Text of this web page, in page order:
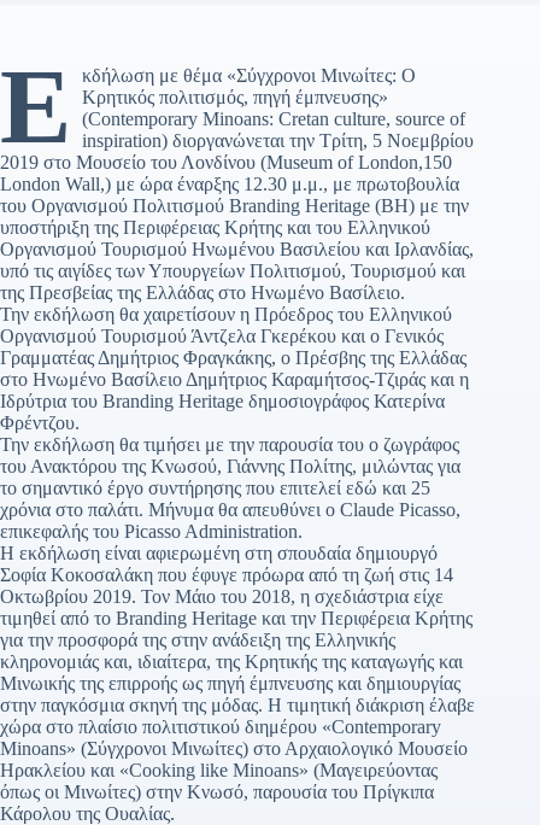
Ε
κδήλωση με θέμα «Σύγχρονοι Μινωίτες: Ο
Κρητικός πολιτισμός, πηγή έμπνευσης»
(Contemporary Minoans: Cretan culture, source of
inspiration) διοργανώνεται την Τρίτη, 5 Νοεμβρίου
2019 στο Μουσείο του Λονδίνου (Μuseum of London,150
London Wall,) με ώρα έναρξης 12.30 μ.μ., με πρωτοβουλία
του Οργανισμού Πολιτισμού Branding Heritage (BH) με την
υποστήριξη της Περιφέρειας Κρήτης και του Ελληνικού
Οργανισμού Τουρισμού Ηνωμένου Βασιλείου και Ιρλανδίας,
υπό τις αιγίδες των Υπουργείων Πολιτισμού, Τουρισμού και
της Πρεσβείας της Ελλάδας στο Ηνωμένο Βασίλειο.
Την εκδήλωση θα χαιρετίσουν η Πρόεδρος του Ελληνικού
Οργανισμού Τουρισμού Άντζελα Γκερέκου και ο Γενικός
Γραμματέας Δημήτριος Φραγκάκης, ο Πρέσβης της Ελλάδας
στο Ηνωμένο Βασίλειο Δημήτριος Καραμήτσος-Τζιράς και η
Ιδρύτρια του Branding Heritage δημοσιογράφος Κατερίνα
Φρέντζου.
Την εκδήλωση θα τιμήσει με την παρουσία του ο ζωγράφος
του Ανακτόρου της Κνωσού, Γιάννης Πολίτης, μιλώντας για
το σημαντικό έργο συντήρησης που επιτελεί εδώ και 25
χρόνια στο παλάτι. Mήνυμα θα απευθύνει ο Claude Picasso,
επικεφαλής του Picasso Administration.
Η εκδήλωση είναι αφιερωμένη στη σπουδαία δημιουργό
Σοφία Κοκοσαλάκη που έφυγε πρόωρα από τη ζωή στις 14
Οκτωβρίου 2019. Τον Μάιο του 2018, η σχεδιάστρια είχε
τιμηθεί από το Branding Heritage και την Περιφέρεια Κρήτης
για την προσφορά της στην ανάδειξη της Ελληνικής
κληρονομιάς και, ιδιαίτερα, της Κρητικής της καταγωγής και
Μινωικής της επιρροής ως πηγή έμπνευσης και δημιουργίας
στην παγκόσμια σκηνή της μόδας. Η τιμητική διάκριση έλαβε
χώρα στο πλαίσιο πολιτιστικού διημέρου «Contemporary
Minoans» (Σύγχρονοι Μινωίτες) στο Αρχαιολογικό Μουσείο
Ηρακλείου και «Cooking like Minoans» (Μαγειρεύοντας
όπως οι Μινωίτες) στην Κνωσό, παρουσία του Πρίγκιπα
Κάρολου της Ουαλίας.